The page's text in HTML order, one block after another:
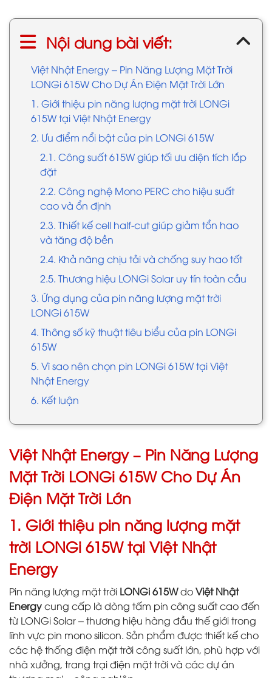
Nội dung bài viết:
Việt Nhật Energy – Pin Năng Lượng Mặt Trời
LONGi 615W Cho Dự Án Điện Mặt Trời Lớn
1. Giới thiệu pin năng lượng mặt trời LONGi
615W tại Việt Nhật Energy
2. Ưu điểm nổi bật của pin LONGi 615W
2.1. Công suất 615W giúp tối ưu diện tích lắp
đặt
2.2. Công nghệ Mono PERC cho hiệu suất
cao và ổn định
2.3. Thiết kế cell half-cut giúp giảm tổn hao
và tăng độ bền
2.4. Khả năng chịu tải và chống suy hao tốt
2.5. Thương hiệu LONGi Solar uy tín toàn cầu
3. Ứng dụng của pin năng lượng mặt trời
LONGi 615W
4. Thông số kỹ thuật tiêu biểu của pin LONGi
615W
5. Vì sao nên chọn pin LONGi 615W tại Việt
Nhật Energy
6. Kết luận
Việt Nhật Energy – Pin Năng Lượng
Mặt Trời LONGi 615W Cho Dự Án
Điện Mặt Trời Lớn
1. Giới thiệu pin năng lượng mặt
trời LONGi 615W tại Việt Nhật
Energy
Pin năng lượng mặt trời LONGi 615WdoViệt Nhật
Energycung cấp là dòng tấm pin công suất cao đến
từ LONGi Solar – thương hiệu hàng đầu thế giới trong
lĩnh vực pin mono silicon. Sản phẩm được thiết kế cho
các hệ thống điện mặt trời công suất lớn, phù hợp với
nhà xưởng, trang trại điện mặt trời và các dự án